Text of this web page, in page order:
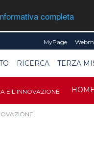
completa
MyPage
RICERCA TERZA
E L'INNOVAZIONE HOME